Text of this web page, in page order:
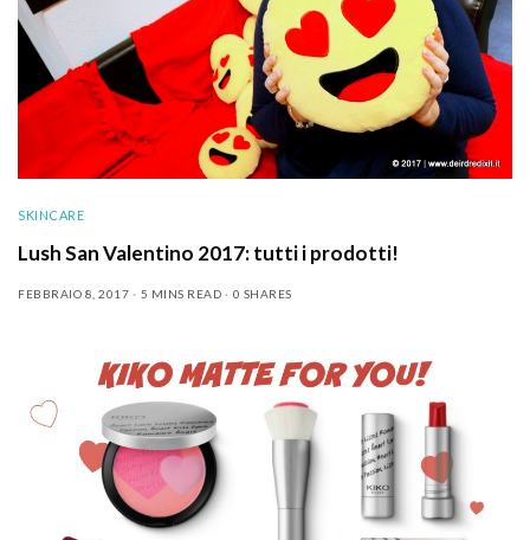
SKINCARE
Lush San Valentino 2017: tutti i prodotti!
FEBBRAIO 8, 2017 5 MINS READ 0 SHARES